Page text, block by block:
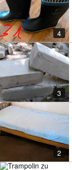
4
3
2